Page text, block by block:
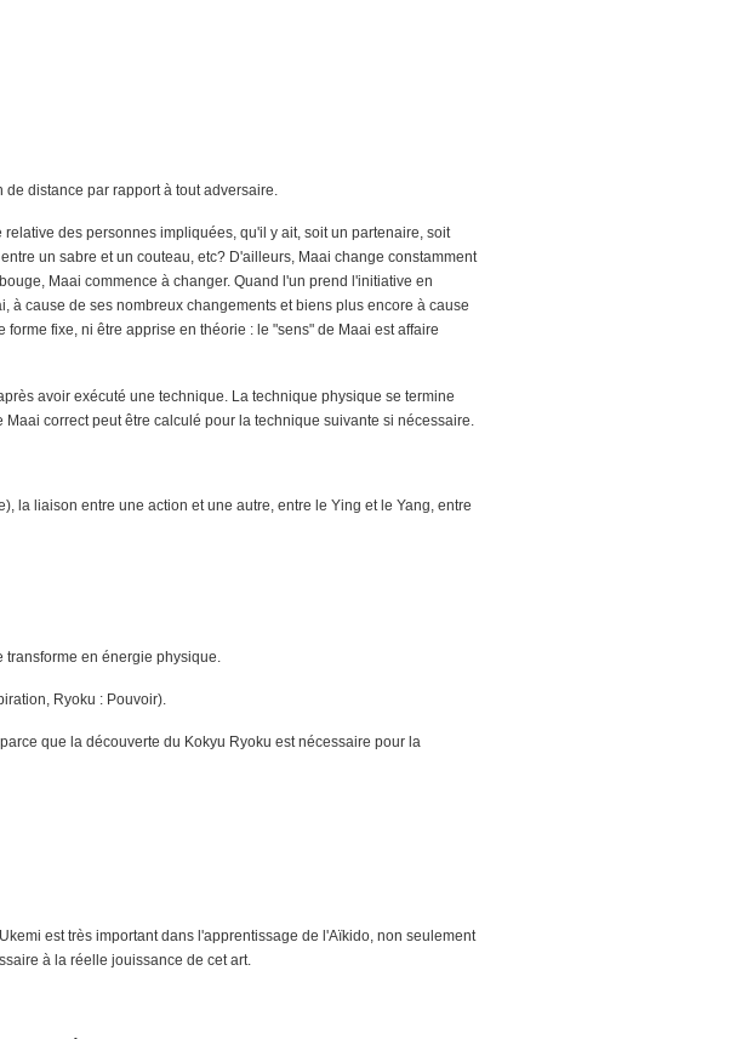
de distance par rapport à tout adversaire.
des personnes impliquées, qu'il y ait, soit un partenaire, soit
un sabre et un couteau, etc? D'ailleurs, Maai change constamment
Maai commence à changer. Quand l'un prend l'initiative en
à cause de ses nombreux changements et biens plus encore à cause
fixe, ni être apprise en théorie : le "sens" de Maai est affaire
avoir exécuté une technique. La technique physique se termine
correct peut être calculé pour la technique suivante si nécessaire.
la liaison entre une action et une autre, entre le Ying et le Yang, entre
transforme en énergie physique.
Ryoku : Pouvoir).
que la découverte du Kokyu Ryoku est nécessaire pour la
est très important dans l'apprentissage de l'Aïkido, non seulement
à la réelle jouissance de cet art.